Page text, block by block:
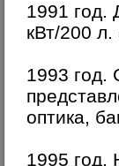
1991 год.
кВт/200 л.
1993 год.
оптика,
1995 год.